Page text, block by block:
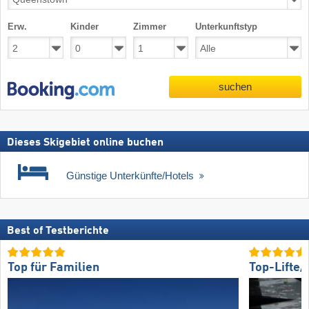
Erw. Kinder Zimmer Unterkunftstyp
suchen
Dieses Skigebiet online buchen
Günstige Unterkünfte/Hotels
Best of Testberichte
Top für Familien Top-Lifte/